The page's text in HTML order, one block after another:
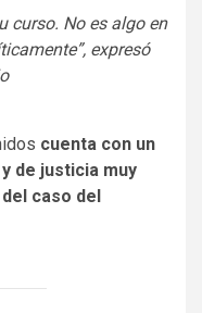
curso. No es algo en
expresó
cuenta con un
de justicia muy
caso del